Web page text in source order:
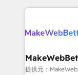
only firm in
clients gain a
market execution. Why B2B Businesses
Secure: Soc2
提供元：